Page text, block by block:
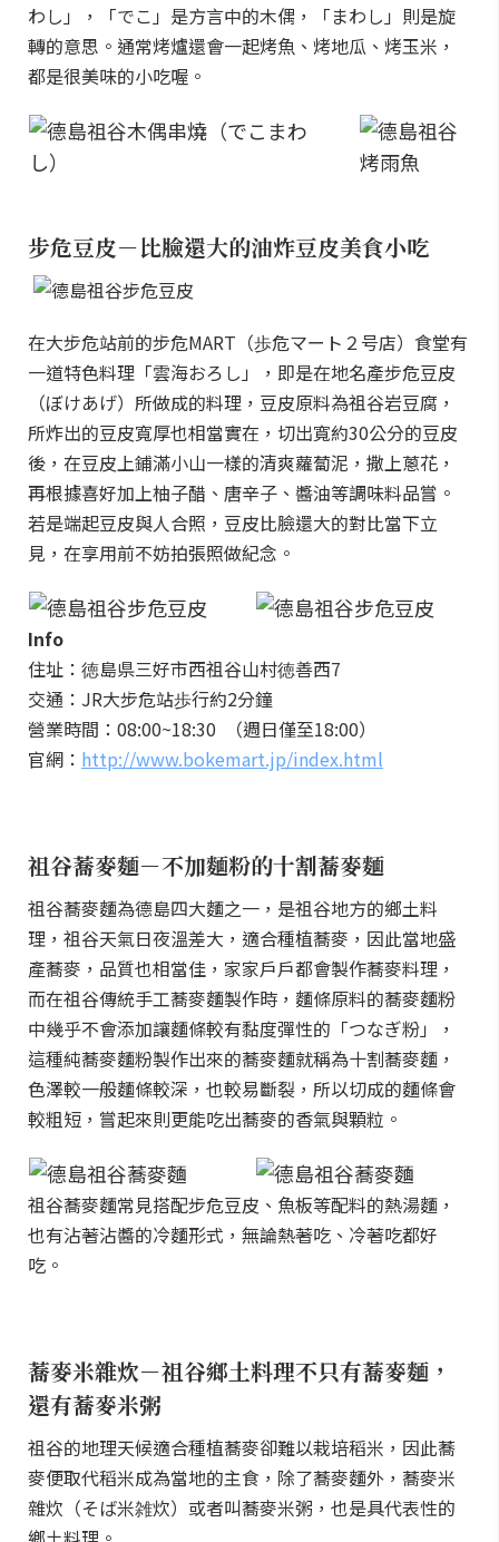
わし」，「でこ」是方言中的木偶，「まわし」則是旋
轉的意思。通常烤爐還會一起烤魚、烤地瓜、烤玉米，
都是很美味的小吃喔。
步危豆皮－比臉還大的油炸豆皮美食小吃
在大步危站前的步危MART（歩危マート２号店）食堂有
一道特色料理「雲海おろし」，即是在地名產步危豆皮
（ぼけあげ）所做成的料理，豆皮原料為祖谷岩豆腐，
所炸出的豆皮寬厚也相當實在，切出寬約30公分的豆皮
後，在豆皮上鋪滿小山一樣的清爽蘿蔔泥，撒上蔥花，
再根據喜好加上柚子醋、唐辛子、醬油等調味料品嘗。
若是端起豆皮與人合照，豆皮比臉還大的對比當下立
見，在享用前不妨拍張照做紀念。
Info
住址：徳島県三好市西祖谷山村徳善西7
交通：JR大步危站歩行約2分鐘
營業時間：08:00~18:30 （週日僅至18:00）
官網： http://www.bokemart.jp/index.html
祖谷蕎麥麵－不加麵粉的十割蕎麥麵
祖谷蕎麥麵為德島四大麵之一，是祖谷地方的鄉土料
理，祖谷天氣日夜溫差大，適合種植蕎麥，因此當地盛
產蕎麥，品質也相當佳，家家戶戶都會製作蕎麥料理，
而在祖谷傳統手工蕎麥麵製作時，麵條原料的蕎麥麵粉
中幾乎不會添加讓麵條較有黏度彈性的「つなぎ粉」，
這種純蕎麥麵粉製作出來的蕎麥麵就稱為十割蕎麥麵，
色澤較一般麵條較深，也較易斷裂，所以切成的麵條會
較粗短，嘗起來則更能吃出蕎麥的香氣與顆粒。
祖谷蕎麥麵常見搭配步危豆皮、魚板等配料的熱湯麵，
也有沾著沾醬的冷麵形式，無論熱著吃、冷著吃都好
吃。
蕎麥米雜炊－祖谷鄉土料理不只有蕎麥麵，
還有蕎麥米粥
祖谷的地理天候適合種植蕎麥卻難以栽培稻米，因此蕎
麥便取代稻米成為當地的主食，除了蕎麥麵外，蕎麥米
雜炊（そば米雑炊）或者叫蕎麥米粥，也是具代表性的